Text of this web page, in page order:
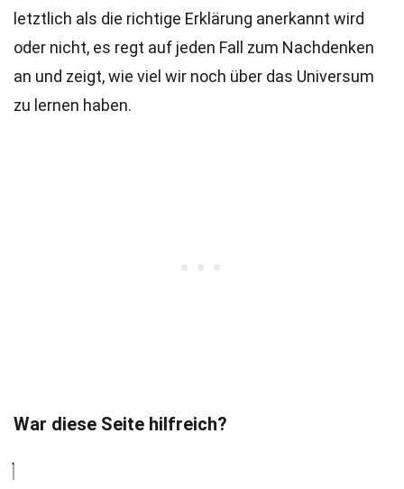
letztlich als die richtige Erklärung anerkannt wird
oder nicht, es regt auf jeden Fall zum Nachdenken
an und zeigt, wie viel wir noch über das Universum
zu lernen haben.
War diese Seite hilfreich?